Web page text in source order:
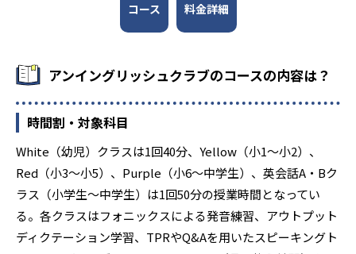
コース 料金詳細
アンイングリッシュクラブのコースの内容は？
時間割・対象科目
White（幼児）クラスは1回40分、Yellow（小1〜小2）、
Red（小3〜小5）、Purple（小6〜中学生）、英会話A・Bク
ラス（小学生〜中学生）は1回50分の授業時間となってい
る。各クラスはフォニックスによる発音練習、アウトプット
ディクテーション学習、TPRやQ&Aを用いたスピーキングト